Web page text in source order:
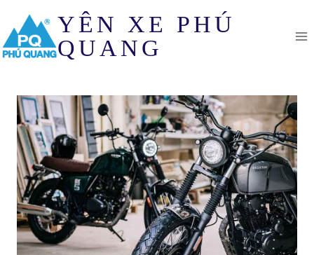
content
YÊN XE PHÚ
QUANG